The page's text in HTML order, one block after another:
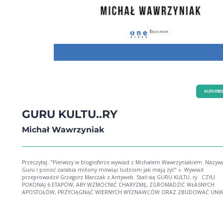
GURU KULTU..RY
Michał Wawrzyniak
Przeczytaj: "Pierwszy w blogosferze wywiad z Michałem Wawrzyniakiem.
Guru i ponoć zarabia miliony mówiąc ludziom jak mają żyć" ». Wywiad
przeprowadził Grzegorz Marczak z Antyweb. Stań się GURU KULTU..ry CZYLI
POKONAJ 6 ETAPÓW, ABY WZMOCNIĆ CHARYZMĘ, ZGROMADZIĆ WŁASNYCH
APOSTOŁÓW, PRZYCIĄGNĄĆ WIERNYCH WYZNAWCÓW ORAZ ZBUDOWAĆ